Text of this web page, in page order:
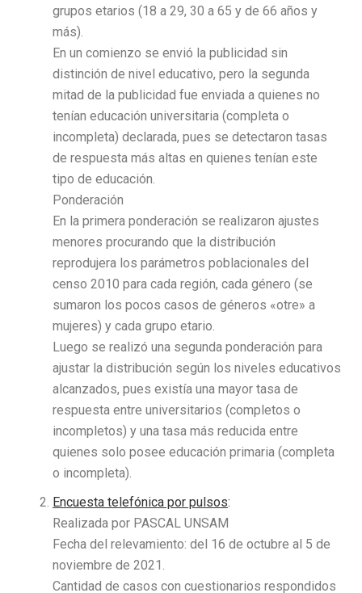
grupos etarios (18 a 29, 30 a 65 y de 66 años y
más).
En un comienzo se envió la publicidad sin
distinción de nivel educativo, pero la segunda
mitad de la publicidad fue enviada a quienes no
tenían educación universitaria (completa o
incompleta) declarada, pues se detectaron tasas
de respuesta más altas en quienes tenían este
tipo de educación.
Ponderación
En la primera ponderación se realizaron ajustes
menores procurando que la distribución
reprodujera los parámetros poblacionales del
censo 2010 para cada región, cada género (se
sumaron los pocos casos de géneros «otre» a
mujeres) y cada grupo etario.
Luego se realizó una segunda ponderación para
ajustar la distribución según los niveles educativos
alcanzados, pues existía una mayor tasa de
respuesta entre universitarios (completos o
incompletos) y una tasa más reducida entre
quienes solo posee educación primaria (completa
o incompleta).
Encuesta telefónica por pulsos:
Realizada por PASCAL UNSAM
Fecha del relevamiento: del 16 de octubre al 5 de
noviembre de 2021.
Cantidad de casos con cuestionarios respondidos